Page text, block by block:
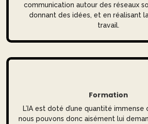
communication autour des réseaux
donnant des idées, et en réalisant
travail.
Formation
L’IA est doté d’une quantité immense
nous pouvons donc aisément lui